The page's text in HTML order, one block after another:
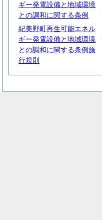
ギー発電設備と地域環境
との調和に関する条例
紀美野町再生可能エネル
ギー発電設備と地域環境
との調和に関する条例施
行規則